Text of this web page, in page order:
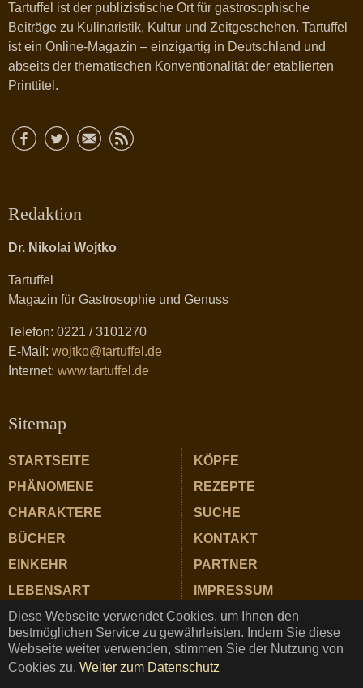
Diese Webseite verwendet Cookies, um Ihnen den
bestmöglichen Service zu gewährleisten. Indem Sie diese
Webseite weiter verwenden, stimmen Sie der Nutzung von
Cookies zu. Weiter zum Datenschutz
Tartuffel ist der publizistische Ort für gastrosophische
Beiträge zu Kulinaristik, Kultur und Zeitgeschehen. Tartuffel
ist ein Online-Magazin – einzigartig in Deutschland und
abseits der thematischen Konventionalität der etablierten
Printtitel.
Redaktion
Dr. Nikolai Wojtko
Tartuffel
Magazin für Gastrosophie und Genuss
Telefon: 0221 / 3101270
E-Mail: wojtko@tartuffel.de
Internet: www.tartuffel.de
Sitemap
STARTSEITE
PHÄNOMENE
CHARAKTERE
BÜCHER
EINKEHR
LEBENSART
ZUTATEN
KÖPFE
REZEPTE
SUCHE
KONTAKT
PARTNER
IMPRESSUM
DATENSCHUTZ